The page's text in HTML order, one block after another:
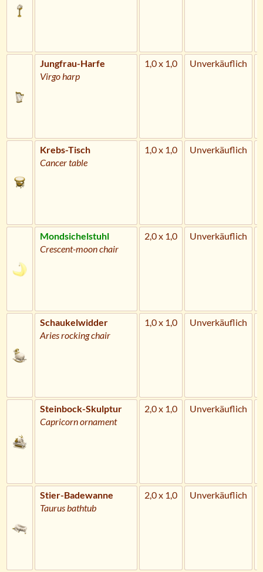
Jungfrau-Harfe
Virgo harp
1,0 x 1,0 Unverkäuflich
Krebs-Tisch
Cancer table
1,0 x 1,0 Unverkäuflich
Mondsichelstuhl
Crescent-moon chair
2,0 x 1,0 Unverkäuflich
Schaukelwidder
Aries rocking chair
1,0 x 1,0 Unverkäuflich
Steinbock-Skulptur
Capricorn ornament
2,0 x 1,0 Unverkäuflich
Stier-Badewanne
Taurus bathtub
2,0 x 1,0 Unverkäuflich